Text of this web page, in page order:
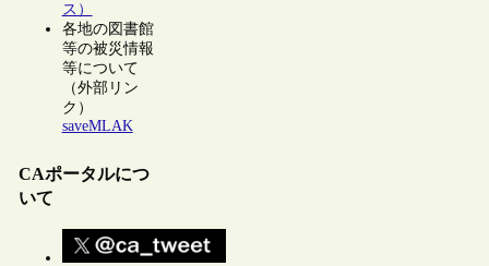
ス）
各地の図書館
等の被災情報
等について
（外部リン
ク）
saveMLAK
CAポータルにつ
いて